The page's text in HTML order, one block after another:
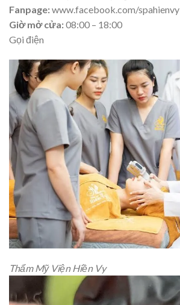
Fanpage:www.facebook.com/spahienvy
Giờ mở cửa:08:00 – 18:00
Gọi điện
Thẩm Mỹ Viện Hiền Vy